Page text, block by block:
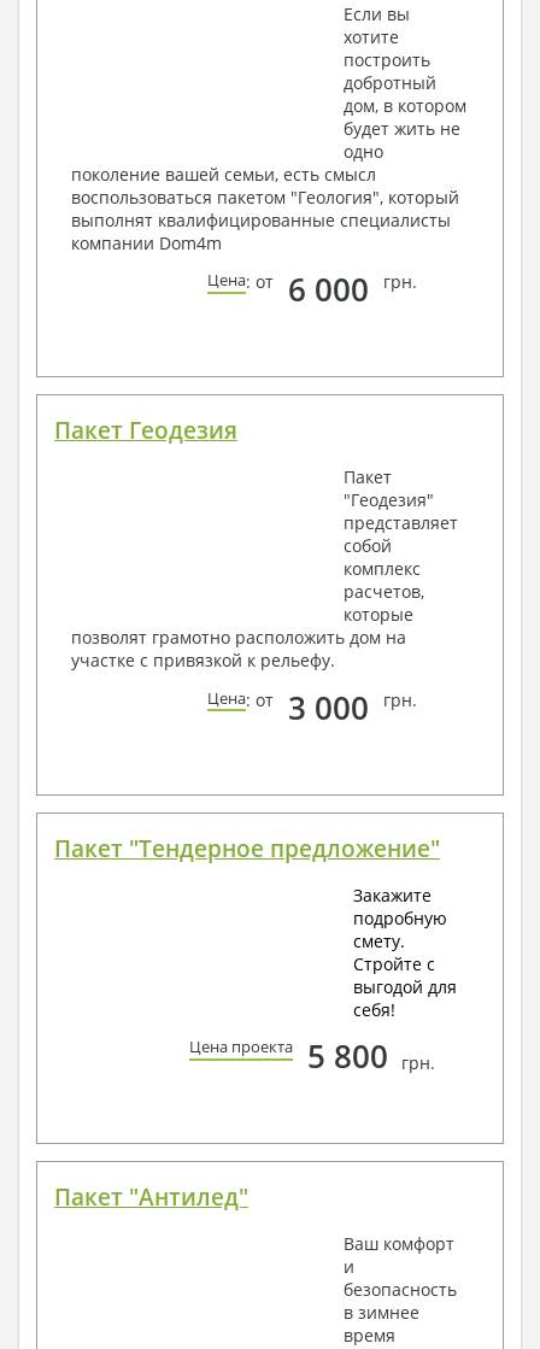
Если вы
хотите
построить
добротный
дом, в котором
будет жить не
одно
поколение вашей семьи, есть смысл
воспользоваться пакетом "Геология", который
выполнят квалифицированные специалисты
компании Dom4m
Цена: от 6 000 грн.
Пакет Геодезия
Пакет
"Геодезия"
представляет
собой
комплекс
расчетов,
которые
позволят грамотно расположить дом на
участке с привязкой к рельефу.
Цена: от 3 000 грн.
Пакет "Тендерное предложение"
Закажите
подробную
смету.
Стройте с
выгодой для
себя!
Цена проекта 5 800 грн.
Пакет "Антилед"
Ваш комфорт
и
безопасность
в зимнее
время